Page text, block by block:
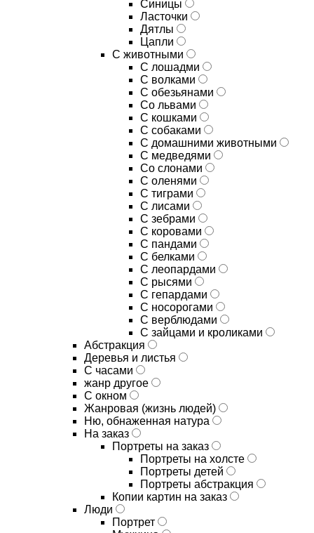
Синицы
Ласточки
Дятлы
Цапли
С животными
С лошадми
С волками
С обезьянами
Со львами
С кошками
С собаками
С домашними животными
С медведями
Со слонами
С оленями
С тиграми
С лисами
С зебрами
С коровами
С пандами
С белками
С леопардами
С рысями
С гепардами
С носорогами
С верблюдами
С зайцами и кроликами
Абстракция
Деревья и листья
С часами
жанр другое
С окном
Жанровая (жизнь людей)
Ню, обнаженная натура
На заказ
Портреты на заказ
Портреты на холсте
Портреты детей
Портреты абстракция
Копии картин на заказ
Люди
Портрет